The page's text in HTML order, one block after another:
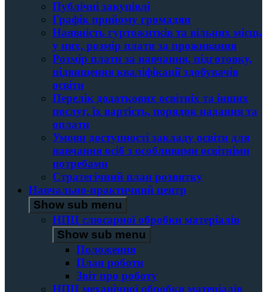
Публічні закупівлі
Графік прийому громадян
Наявність гуртожитків та вільних місць
у них, розмір плати за проживання
Розмір плати за навчання, підготовку,
підвищення кваліфікації здобувачів
освіти
Перелік додаткових освітніх та інших
послуг, їх вартість, порядок надання та
оплати
Умови доступності закладу освіти для
навчання осіб з особливими освітніми
потребами
Стратегічний план розвитку
Навчально-практичний центр
Show sub menu
НПЦ слюсарної обробки матеріалів
Show sub menu
Положення
План роботи
Звіт про роботу
НПЦ механічної обробки матеріалів